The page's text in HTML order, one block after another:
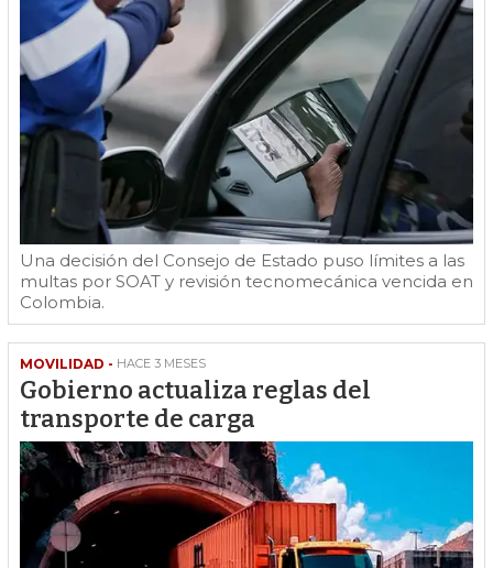
Una decisión del Consejo de Estado puso límites a las
multas por SOAT y revisión tecnomecánica vencida en
Colombia.
MOVILIDAD - HACE 3 MESES
Gobierno actualiza reglas del
transporte de carga